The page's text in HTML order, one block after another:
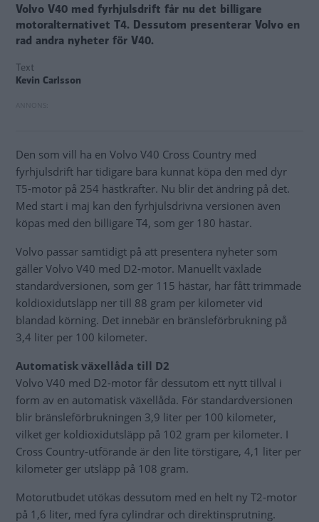
Volvo V40 med fyrhjulsdrift får nu det billigare
motoralternativet T4. Dessutom presenterar Volvo en
rad andra nyheter för V40.
Text
Kevin Carlsson
Den som vill ha en Volvo V40 Cross Country med
fyrhjulsdrift har tidigare bara kunnat köpa den med dyr
T5-motor på 254 hästkrafter. Nu blir det ändring på det.
Med start i maj kan den fyrhjulsdrivna versionen även
köpas med den billigare T4, som ger 180 hästar.
Volvo passar samtidigt på att presentera nyheter som
gäller Volvo V40 med D2-motor. Manuellt växlade
standardversionen, som ger 115 hästar, har fått trimmade
koldioxidutsläpp ner till 88 gram per kilometer vid
blandad körning. Det innebär en bränsleförbrukning på
3,4 liter per 100 kilometer.
Automatisk växellåda till D2
Volvo V40 med D2-motor får dessutom ett nytt tillval i
form av en automatisk växellåda. För standardversionen
blir bränsleförbrukningen 3,9 liter per 100 kilometer,
vilket ger koldioxidutsläpp på 102 gram per kilometer. I
Cross Country-utförande är den lite törstigare, 4,1 liter per
kilometer ger utsläpp på 108 gram.
Motorutbudet utökas dessutom med en helt ny T2-motor
på 1,6 liter, med fyra cylindrar och direktinsprutning.